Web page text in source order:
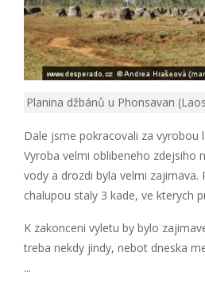
Planina džbánů u Phonsavan
Dale jsme pokracovali za vyrobou
Vyroba velmi oblibeneho zdejsiho
vody a drozdi byla velmi zajimava.
chalupou staly 3 kade, ve kterych
K zakonceni vyletu by bylo
treba nekdy jindy, nebot dneska
...